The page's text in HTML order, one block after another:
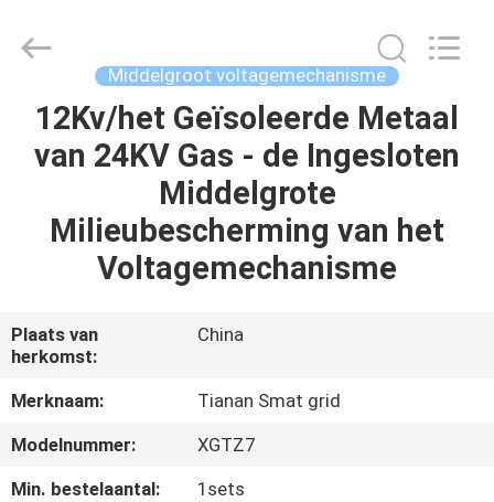
HUIS
PRODUCTEN
ONGEVEER
ONS
FABRIEKSREIS
Co.,Ltd..
Middelgroot voltagemechanisme
12Kv/het Geïsoleerde Metaal
van 24KV Gas - de Ingesloten
Middelgrote
Milieubescherming van het
Voltagemechanisme
Plaats van
herkomst:
China
Merknaam:
Tianan Smat grid
Modelnummer:
XGTZ7
Min. bestelaantal:
1sets